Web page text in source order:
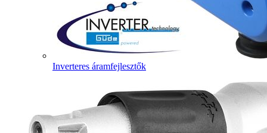
Inverteres áramfejlesztők